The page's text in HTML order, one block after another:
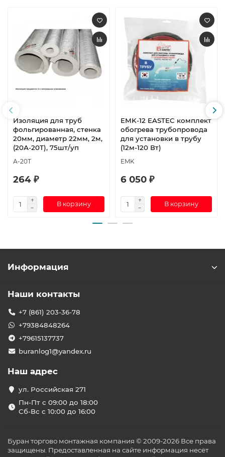
Изоляция для труб
фольгированная, стенка
20мм, диаметр 22мм, 2м,
(20А-20Т), 75шт/уп
А-20Т
264 ₽
В корзину
EMK-12 EASTEC комплект
обогрева трубопровода
для установки в трубу
(12м-120 Вт)
EMK
6 050 ₽
В корзину
Информация
Наши контакты
+7 (861) 203-36-78
+79384848264
+79615137737
buranlog1@yandex.ru
Наш адрес
ул. Российская 271
Пн-Пт с 09:00 до 18:00
Сб-Вс с 10:00 до 16:00
Буран торгово монтажная компания © 2009-2026 Все права
защищены. Предоставленная на сайте информация несёт